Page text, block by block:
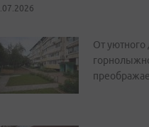
От уютного